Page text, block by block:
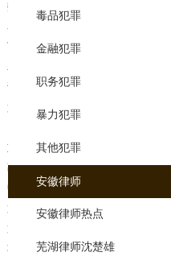
毒品犯罪
金融犯罪
职务犯罪
暴力犯罪
其他犯罪
安徽律师
安徽律师热点
芜湖律师沈楚雄
数额巨大、后果严重或者有其他
者拘役，并处或者单处错误出资
下的罚款。
单位犯前款罪的，处判处罚金，
责任人员，处五年以下有期徒刑
第一百六十条招股说明书、股票
重或者有其他严重情节的，处五
募集资金数额的百分之一以上的
中华人民共和国公司法
第三十五条公司成立后，股东不
第一百八十九条公司发起人或者
非货币财产作为出资的，由公司